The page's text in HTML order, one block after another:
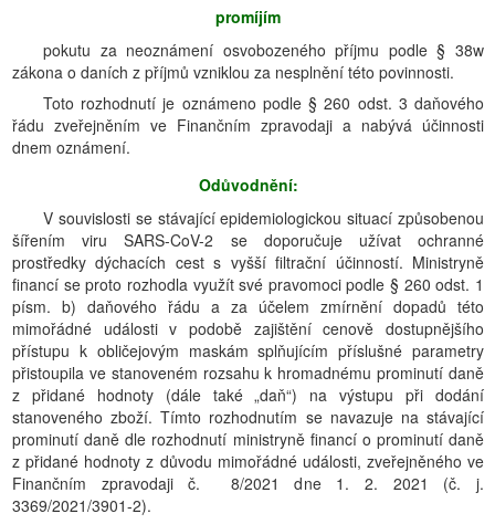
promíjím
pokutu za neoznámení osvobozeného příjmu podle § 38w
zákona o daních z příjmů vzniklou za nesplnění této povinnosti.
Toto rozhodnutí je oznámeno podle § 260 odst. 3 daňového
řádu zveřejněním ve Finančním zpravodaji a nabývá účinnosti
dnem oznámení.
Odůvodnění:
V souvislosti se stávající epidemiologickou situací způsobenou
šířením viru SARS-CoV-2 se doporučuje užívat ochranné
prostředky dýchacích cest s vyšší filtrační účinností. Ministryně
financí se proto rozhodla využít své pravomoci podle § 260 odst. 1
písm. b) daňového řádu a za účelem zmírnění dopadů této
mimořádné události v podobě zajištění cenově dostupnějšího
přístupu k obličejovým maskám splňujícím příslušné parametry
přistoupila ve stanoveném rozsahu k hromadnému prominutí daně
z přidané hodnoty (dále také „daň“) na výstupu při dodání
stanoveného zboží. Tímto rozhodnutím se navazuje na stávající
prominutí daně dle rozhodnutí ministryně financí o prominutí daně
z přidané hodnoty z důvodu mimořádné události, zveřejněného ve
Finančním zpravodaji č. 8/2021 dne 1. 2. 2021 (č. j.
3369/2021/3901-2).